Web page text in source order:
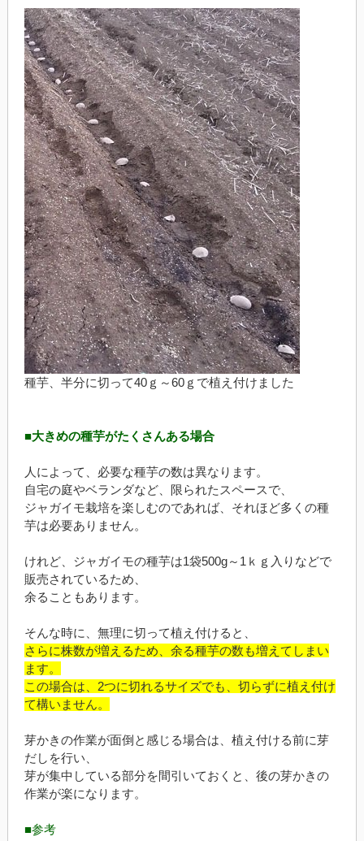
種芋、半分に切って40ｇ～60ｇで植え付けました
■大きめの種芋がたくさんある場合
人によって、必要な種芋の数は異なります。
自宅の庭やベランダなど、限られたスペースで、
ジャガイモ栽培を楽しむのであれば、それほど多くの種
芋は必要ありません。
けれど、ジャガイモの種芋は1袋500g～1ｋｇ入りなどで
販売されているため、
余ることもあります。
そんな時に、無理に切って植え付けると、
さらに株数が増えるため、余る種芋の数も増えてしまい
ます。
この場合は、2つに切れるサイズでも、切らずに植え付け
て構いません。
芽かきの作業が面倒と感じる場合は、植え付ける前に芽
だしを行い、
芽が集中している部分を間引いておくと、後の芽かきの
作業が楽になります。
■参考